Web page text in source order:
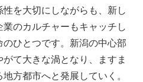
を大切にしながらも、新し
のカルチャーもキャッチし
ひとつです。新潟の中心部
て大きな渦となり、ますま
方都市へと発展していく。